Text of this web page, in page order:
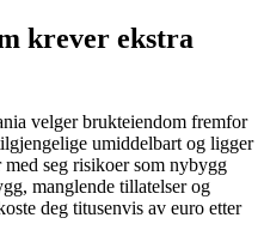
krever ekstra
velger brukteiendom fremfor
umiddelbart og ligger
seg risikoer som nybygg
manglende tillatelser og
deg titusenvis av euro etter